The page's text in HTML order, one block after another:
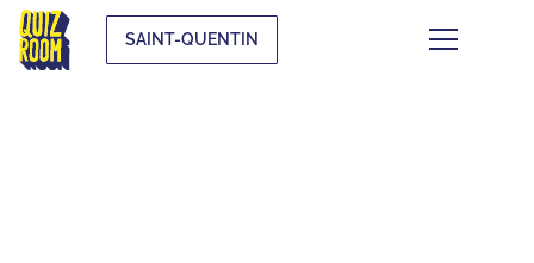
SAINT-QUENTIN